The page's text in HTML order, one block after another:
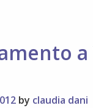
by claudia dani